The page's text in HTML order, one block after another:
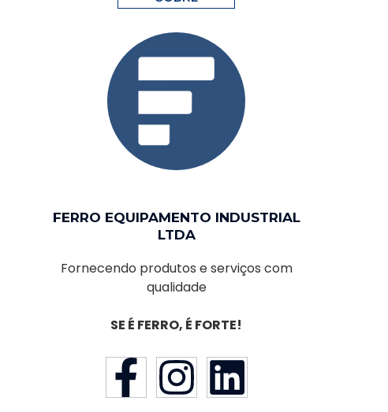
FERRO EQUIPAMENTO INDUSTRIAL
LTDA
Fornecendo produtos e serviços com
qualidade
SE É FERRO, É FORTE!